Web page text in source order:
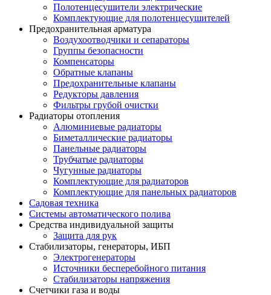
Полотенцесушители электрические
Комплектующие для полотенцесушителей
Предохранительная арматура
Воздухоотводчики и сепараторы
Группы безопасности
Компенсаторы
Обратные клапаны
Предохранительные клапаны
Редукторы давления
Фильтры грубой очистки
Радиаторы отопления
Алюминиевые радиаторы
Биметаллические радиаторы
Панельные радиаторы
Трубчатые радиаторы
Чугунные радиаторы
Комплектующие для радиаторов
Комплектующие для панельных радиаторов
Садовая техника
Системы автоматического полива
Средства индивидуальной защиты
Защита для рук
Стабилизаторы, генераторы, ИБП
Электрогенераторы
Источники бесперебойного питания
Стабилизаторы напряжения
Счетчики газа и воды